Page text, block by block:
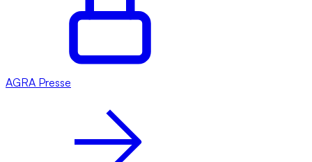
AGRA Presse